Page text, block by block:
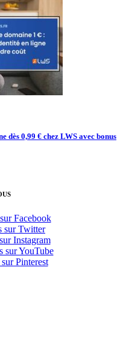
dès 0,99 € chez LWS avec bonus
Facebook
sur Twitter
Instagram
sur YouTube
Pinterest